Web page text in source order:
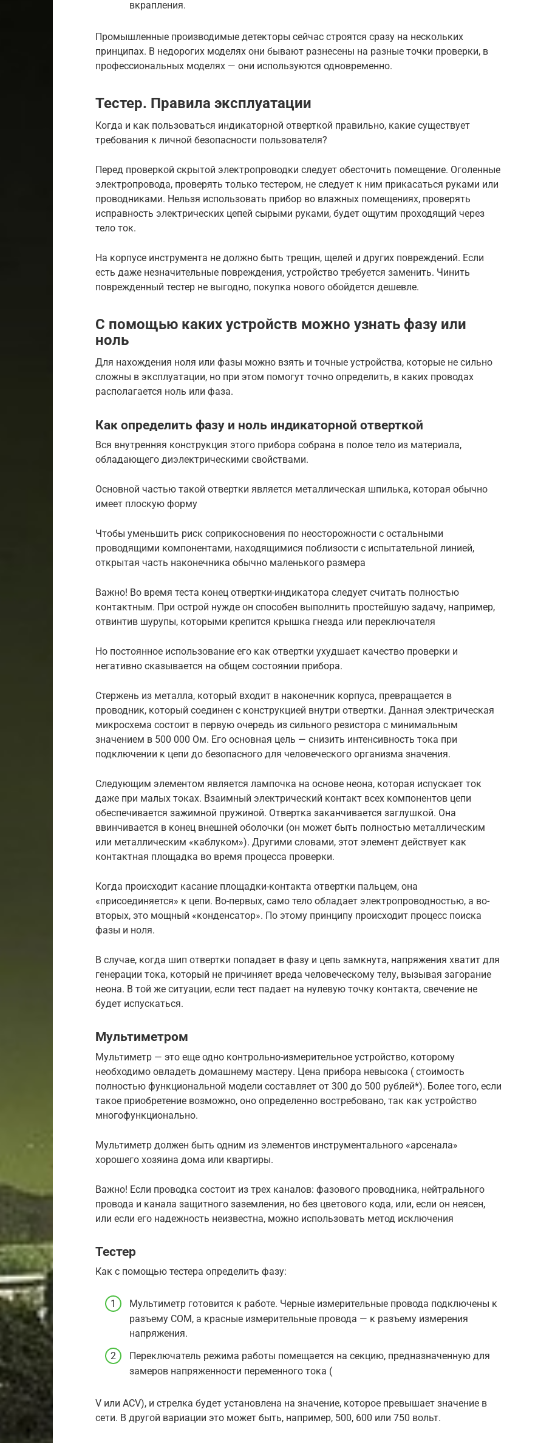
вкрапления.
Промышленные производимые детекторы сейчас строятся сразу на нескольких
принципах. В недорогих моделях они бывают разнесены на разные точки проверки, в
профессиональных моделях — они используются одновременно.
Тестер. Правила эксплуатации
Когда и как пользоваться индикаторной отверткой правильно, какие существует
требования к личной безопасности пользователя?
Перед проверкой скрытой электропроводки следует обесточить помещение. Оголенные
электропровода, проверять только тестером, не следует к ним прикасаться руками или
проводниками. Нельзя использовать прибор во влажных помещениях, проверять
исправность электрических цепей сырыми руками, будет ощутим проходящий через
тело ток.
На корпусе инструмента не должно быть трещин, щелей и других повреждений. Если
есть даже незначительные повреждения, устройство требуется заменить. Чинить
поврежденный тестер не выгодно, покупка нового обойдется дешевле.
С помощью каких устройств можно узнать фазу или
ноль
Для нахождения ноля или фазы можно взять и точные устройства, которые не сильно
сложны в эксплуатации, но при этом помогут точно определить, в каких проводах
располагается ноль или фаза.
Как определить фазу и ноль индикаторной отверткой
Вся внутренняя конструкция этого прибора собрана в полое тело из материала,
обладающего диэлектрическими свойствами.
Основной частью такой отвертки является металлическая шпилька, которая обычно
имеет плоскую форму
Чтобы уменьшить риск соприкосновения по неосторожности с остальными
проводящими компонентами, находящимися поблизости с испытательной линией,
открытая часть наконечника обычно маленького размера
Важно! Во время теста конец отвертки-индикатора следует считать полностью
контактным. При острой нужде он способен выполнить простейшую задачу, например,
отвинтив шурупы, которыми крепится крышка гнезда или переключателя
Но постоянное использование его как отвертки ухудшает качество проверки и
негативно сказывается на общем состоянии прибора.
Стержень из металла, который входит в наконечник корпуса, превращается в
проводник, который соединен с конструкцией внутри отвертки. Данная электрическая
микросхема состоит в первую очередь из сильного резистора с минимальным
значением в 500 000 Ом. Его основная цель — снизить интенсивность тока при
подключении к цепи до безопасного для человеческого организма значения.
Следующим элементом является лампочка на основе неона, которая испускает ток
даже при малых токах. Взаимный электрический контакт всех компонентов цепи
обеспечивается зажимной пружиной. Отвертка заканчивается заглушкой. Она
ввинчивается в конец внешней оболочки (он может быть полностью металлическим
или металлическим «каблуком»). Другими словами, этот элемент действует как
контактная площадка во время процесса проверки.
Когда происходит касание площадки-контакта отвертки пальцем, она
«присоединяется» к цепи. Во-первых, само тело обладает электропроводностью, а во-
вторых, это мощный «конденсатор». По этому принципу происходит процесс поиска
фазы и ноля.
В случае, когда шип отвертки попадает в фазу и цепь замкнута, напряжения хватит для
генерации тока, который не причиняет вреда человеческому телу, вызывая загорание
неона. В той же ситуации, если тест падает на нулевую точку контакта, свечение не
будет испускаться.
Мультиметром
Мультиметр — это еще одно контрольно-измерительное устройство, которому
необходимо овладеть домашнему мастеру. Цена прибора невысока ( стоимость
полностью функциональной модели составляет от 300 до 500 рублей*). Более того, если
такое приобретение возможно, оно определенно востребовано, так как устройство
многофункционально.
Мультиметр должен быть одним из элементов инструментального «арсенала»
хорошего хозяина дома или квартиры.
Важно! Если проводка состоит из трех каналов: фазового проводника, нейтрального
провода и канала защитного заземления, но без цветового кода, или, если он неясен,
или если его надежность неизвестна, можно использовать метод исключения
Тестер
Как с помощью тестера определить фазу:
Мультиметр готовится к работе. Черные измерительные провода подключены к
разъему COM, а красные измерительные провода — к разъему измерения
напряжения.
Переключатель режима работы помещается на секцию, предназначенную для
замеров напряженности переменного тока (
V или ACV), и стрелка будет установлена ​​на значение, которое превышает значение в
сети. В другой вариации это может быть, например, 500, 600 или 750 вольт.